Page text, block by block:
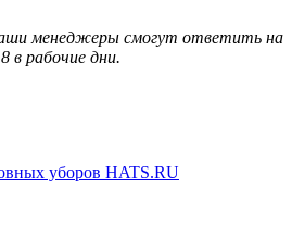
менеджеры смогут ответить на
в рабочие дни.